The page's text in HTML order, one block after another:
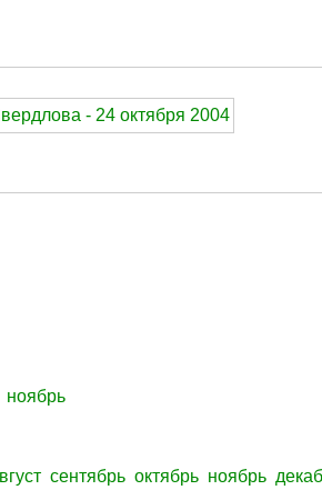
- 24 октября 2004
ноябрь
сентябрь октябрь ноябрь